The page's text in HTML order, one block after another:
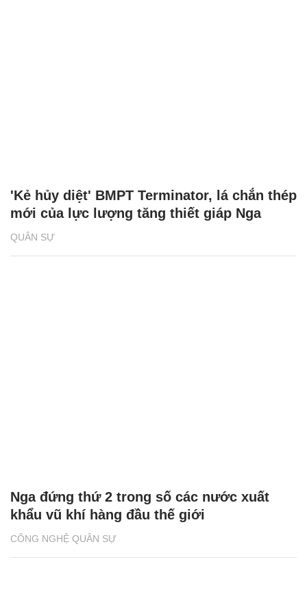
QUÂN SỰ
'Kẻ hủy diệt' BMPT Terminator, lá chắn thép
mới của lực lượng tăng thiết giáp Nga
CÔNG NGHỆ QUÂN SỰ
Nga đứng thứ 2 trong số các nước xuất
khẩu vũ khí hàng đầu thế giới